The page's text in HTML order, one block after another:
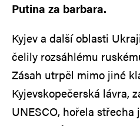
Putina za barbara.
Kyjev a další oblasti
čelily rozsáhlému
Zásah utrpěl mimo jiné
Kyjevskopečerská lávra,
UNESCO, hořela střecha